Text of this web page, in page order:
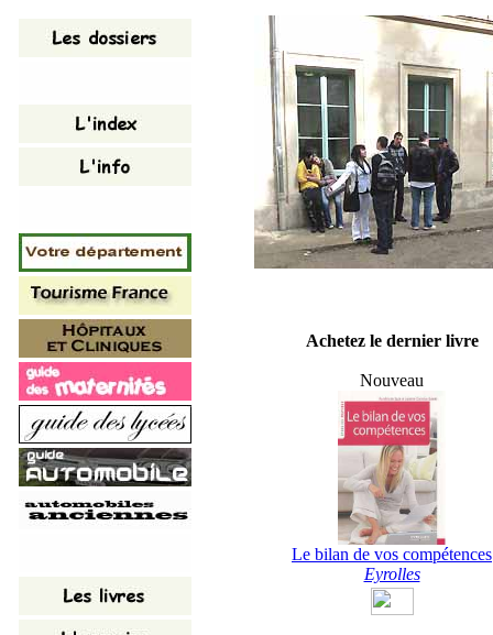
Achetez le dernier livre
Nouveau
Le bilan de vos compétences
Eyrolles